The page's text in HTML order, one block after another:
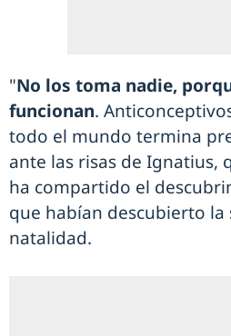
"No los toma nadie,
funcionan.
todo el mundo termina
ante las risas de Ignatius,
ha compartido el
que habían descubierto la
natalidad.